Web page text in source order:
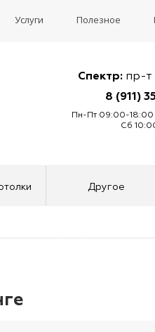
Услуги Полезное
Спектр: пр-т
8 (911)
Пн-Пт 09:00-18:00
Сб
Другое